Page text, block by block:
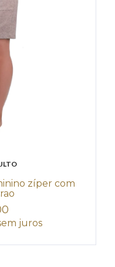
zíper com
juros